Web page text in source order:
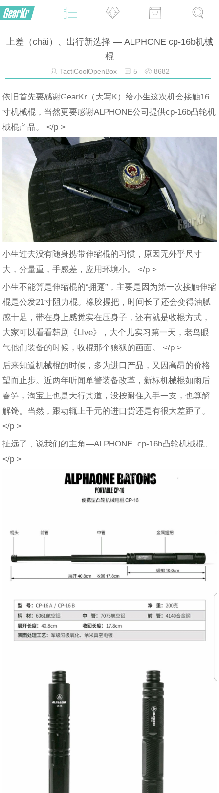
上差（chāi）、出行新选择 — ALPHONE cp-16b机械
棍
TactiCoolOpenBox 5 8682
依旧首先要感谢GearKr（大写K）给小生这次机会接触16
寸机械棍，当然更要感谢ALPHONE公司提供cp-16b凸轮机
械棍产品。 </p >
小生过去没有随身携带伸缩棍的习惯，原因无外乎尺寸
大，分量重，手感差，应用环境小。 </p >
小生不能算是伸缩棍的“拥趸”，主要是因为第一次接触伸缩
棍是公发21寸阻力棍。橡胶握把，时间长了还会变得油腻
感十足，带在身上感觉实在压身子，还有就是收棍方式，
大家可以看看韩剧《LIve》，大个儿实习第一天，老鸟眼
气他们装备的时候，收棍那个狼狈的画面。 </p >
后来知道机械棍的时候，多为进口产品，又因高昂的价格
望而止步。近两年听闻单警装备改革，新标机械棍如雨后
春笋，淘宝上也是大行其道，没按耐住入手一支，也算解
解馋。当然，跟动辄上千元的进口货还是有很大差距了。
</p >
扯远了，说我们的主角—ALPHONE cp-16b凸轮机械棍。
</p >